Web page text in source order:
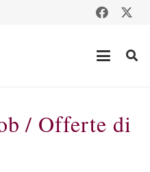
/ Offerte di